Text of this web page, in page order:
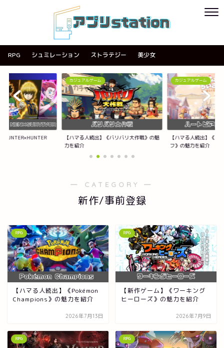
RPG シュミレーション ストラテジー 美少女
HUNTER×HUNTER
カジュアルゲーム
【ハマる人続出】《バリバリ大作戦》の魅
力を紹介
カジュアルゲーム
【ハマる人続出】《ハ
フ》の魅力を紹介
― CATEGORY ―
新作/事前登録
RPG
【ハマる人続出】《Pokémon
Champions》の魅力を紹介
2026年7月13日
RPG
【新作ゲーム】《ワーキング
ヒーローズ》の魅力を紹介
2026年7月9日
RPG RPG